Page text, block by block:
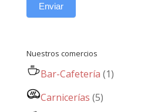
Enviar
Nuestros comercios
Bar-Cafetería (1)
Carnicerías (5)